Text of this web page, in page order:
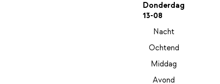
Donderdag
13-08
Nacht
Ochtend
Middag
Avond